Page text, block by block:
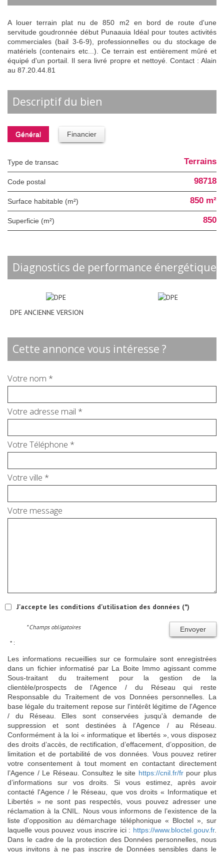
A louer terrain plat nu de 850 m2 en bord de route d'une
servitude goudronnée début Punaauia Idéal pour toutes activités
commerciales (bail 3-6-9), professionnelles ou du stockage de
matériels (contenairs etc...). Ce terrain est entièrement mûré et
équipé d'un portail. Il sera livré propre et nettoyé. Contact : Alain
au 87.20.44.81
descriptif du bien
Général Financier
Type de transac Terrains
Code postal 98718
Surface habitable (m²) 850 m²
Superficie (m²) 850
diagnostics de performance énergétique
DPE ANCIENNE VERSION
cette annonce vous intéresse ?
Votre nom *
Votre adresse mail *
Votre Téléphone *
Votre ville *
Votre message
J'accepte les conditions d'utilisation des données (*)
Envoyer
* Champs obligatoires
* :
Les informations recueillies sur ce formulaire sont enregistrées
dans un fichier informatisé par La Boite Immo agissant comme
Sous-traitant du traitement pour la gestion de la
clientèle/prospects de l'Agence / du Réseau qui reste
Responsable du Traitement de vos Données personnelles. La
base légale du traitement repose sur l'intérêt légitime de l'Agence
/ du Réseau. Elles sont conservées jusqu'à demande de
suppression et sont destinées à l'Agence / au Réseau.
Conformément à la loi « informatique et libertés », vous disposez
des droits d’accès, de rectification, d’effacement, d’opposition, de
limitation et de portabilité de vos données. Vous pouvez retirer
votre consentement à tout moment en contactant directement
l’Agence / Le Réseau. Consultez le site https://cnil.fr/frpour plus
d’informations sur vos droits. Si vous estimez, après avoir
contacté l'Agence / le Réseau, que vos droits « Informatique et
Libertés » ne sont pas respectés, vous pouvez adresser une
réclamation à la CNIL. Nous vous informons de l’existence de la
liste d'opposition au démarchage téléphonique « Bloctel », sur
laquelle vous pouvez vous inscrire ici : https://www.bloctel.gouv.fr.
Dans le cadre de la protection des Données personnelles, nous
vous invitons à ne pas inscrire de Données sensibles dans le